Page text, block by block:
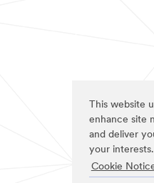
This website
enhance site
and deliver
your interests.
Cookie